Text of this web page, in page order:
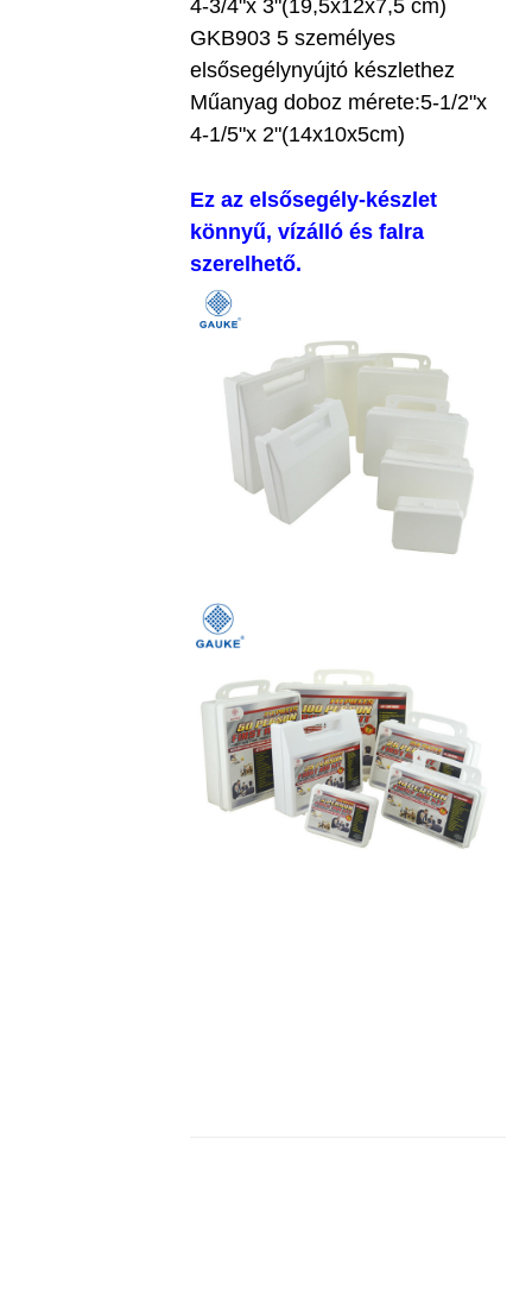
4-3/4"x 3"(19,5x12x7,5 cm)
GKB903 5 személyes
elsősegélynyújtó készlethez
Műanyag doboz mérete:5-1/2"x
4-1/5"x 2"(14x10x5cm)
Ez az elsősegély-készlet
könnyű, vízálló és falra
szerelhető.